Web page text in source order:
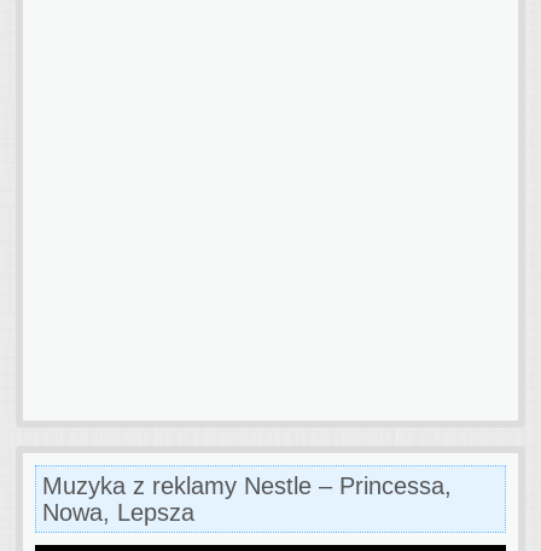
Muzyka z reklamy Nestle – Princessa,
Nowa, Lepsza